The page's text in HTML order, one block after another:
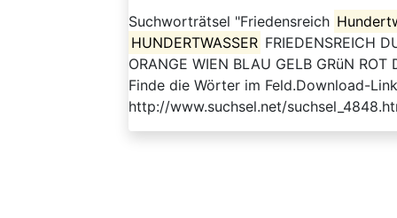
Suchworträtsel "Friedensreich
HUNDERTWASSER FRIEDENSREICH
ORANGE WIEN BLAU GELB GRüN
Finde die Wörter im Feld.Download-
http://www.suchsel.net/